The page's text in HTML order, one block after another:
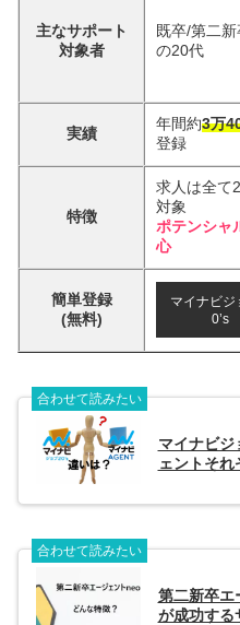
主なサポート
対象者
既卒/第二
の20代
実績
年間約3万
登録
特徴
求人は全て
対象
ポテンシャ
心
簡単登録
(無料)
マイナビジ
0’s
合わせて読みたい
マイナビジ
ェントそ
合わせて読みたい
第二新卒エ
が成功する